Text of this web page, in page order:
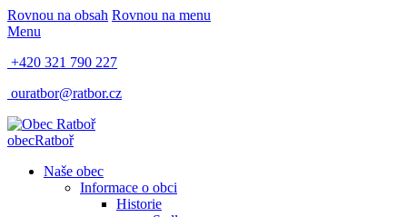
Rovnou na obsah Rovnou na menu
Menu
+420 321 790 227
ouratbor@ratbor.cz
obecRatboř
Naše obec
Informace o obci
Historie